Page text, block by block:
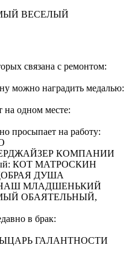
ВЕСЕЛЫЙ
связана с ремонтом:
можно наградить медалью:
на одном месте:
просыпает на работу:
КОМПАНИИ
КОТ МАТРОСКИН
ДОБРАЯ ДУША
НАШ МЛАДШЕНЬКИЙ
ОБАЯТЕЛЬНЫЙ,
в брак:
РЫЦАРЬ ГАЛАНТНОСТИ